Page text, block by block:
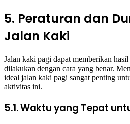
5. Peraturan dan
Jalan Kaki
Jalan kaki pagi dapat memberikan
dilakukan dengan cara yang benar.
ideal jalan kaki pagi sangat penting
aktivitas ini.
5.1. Waktu yang Tepat